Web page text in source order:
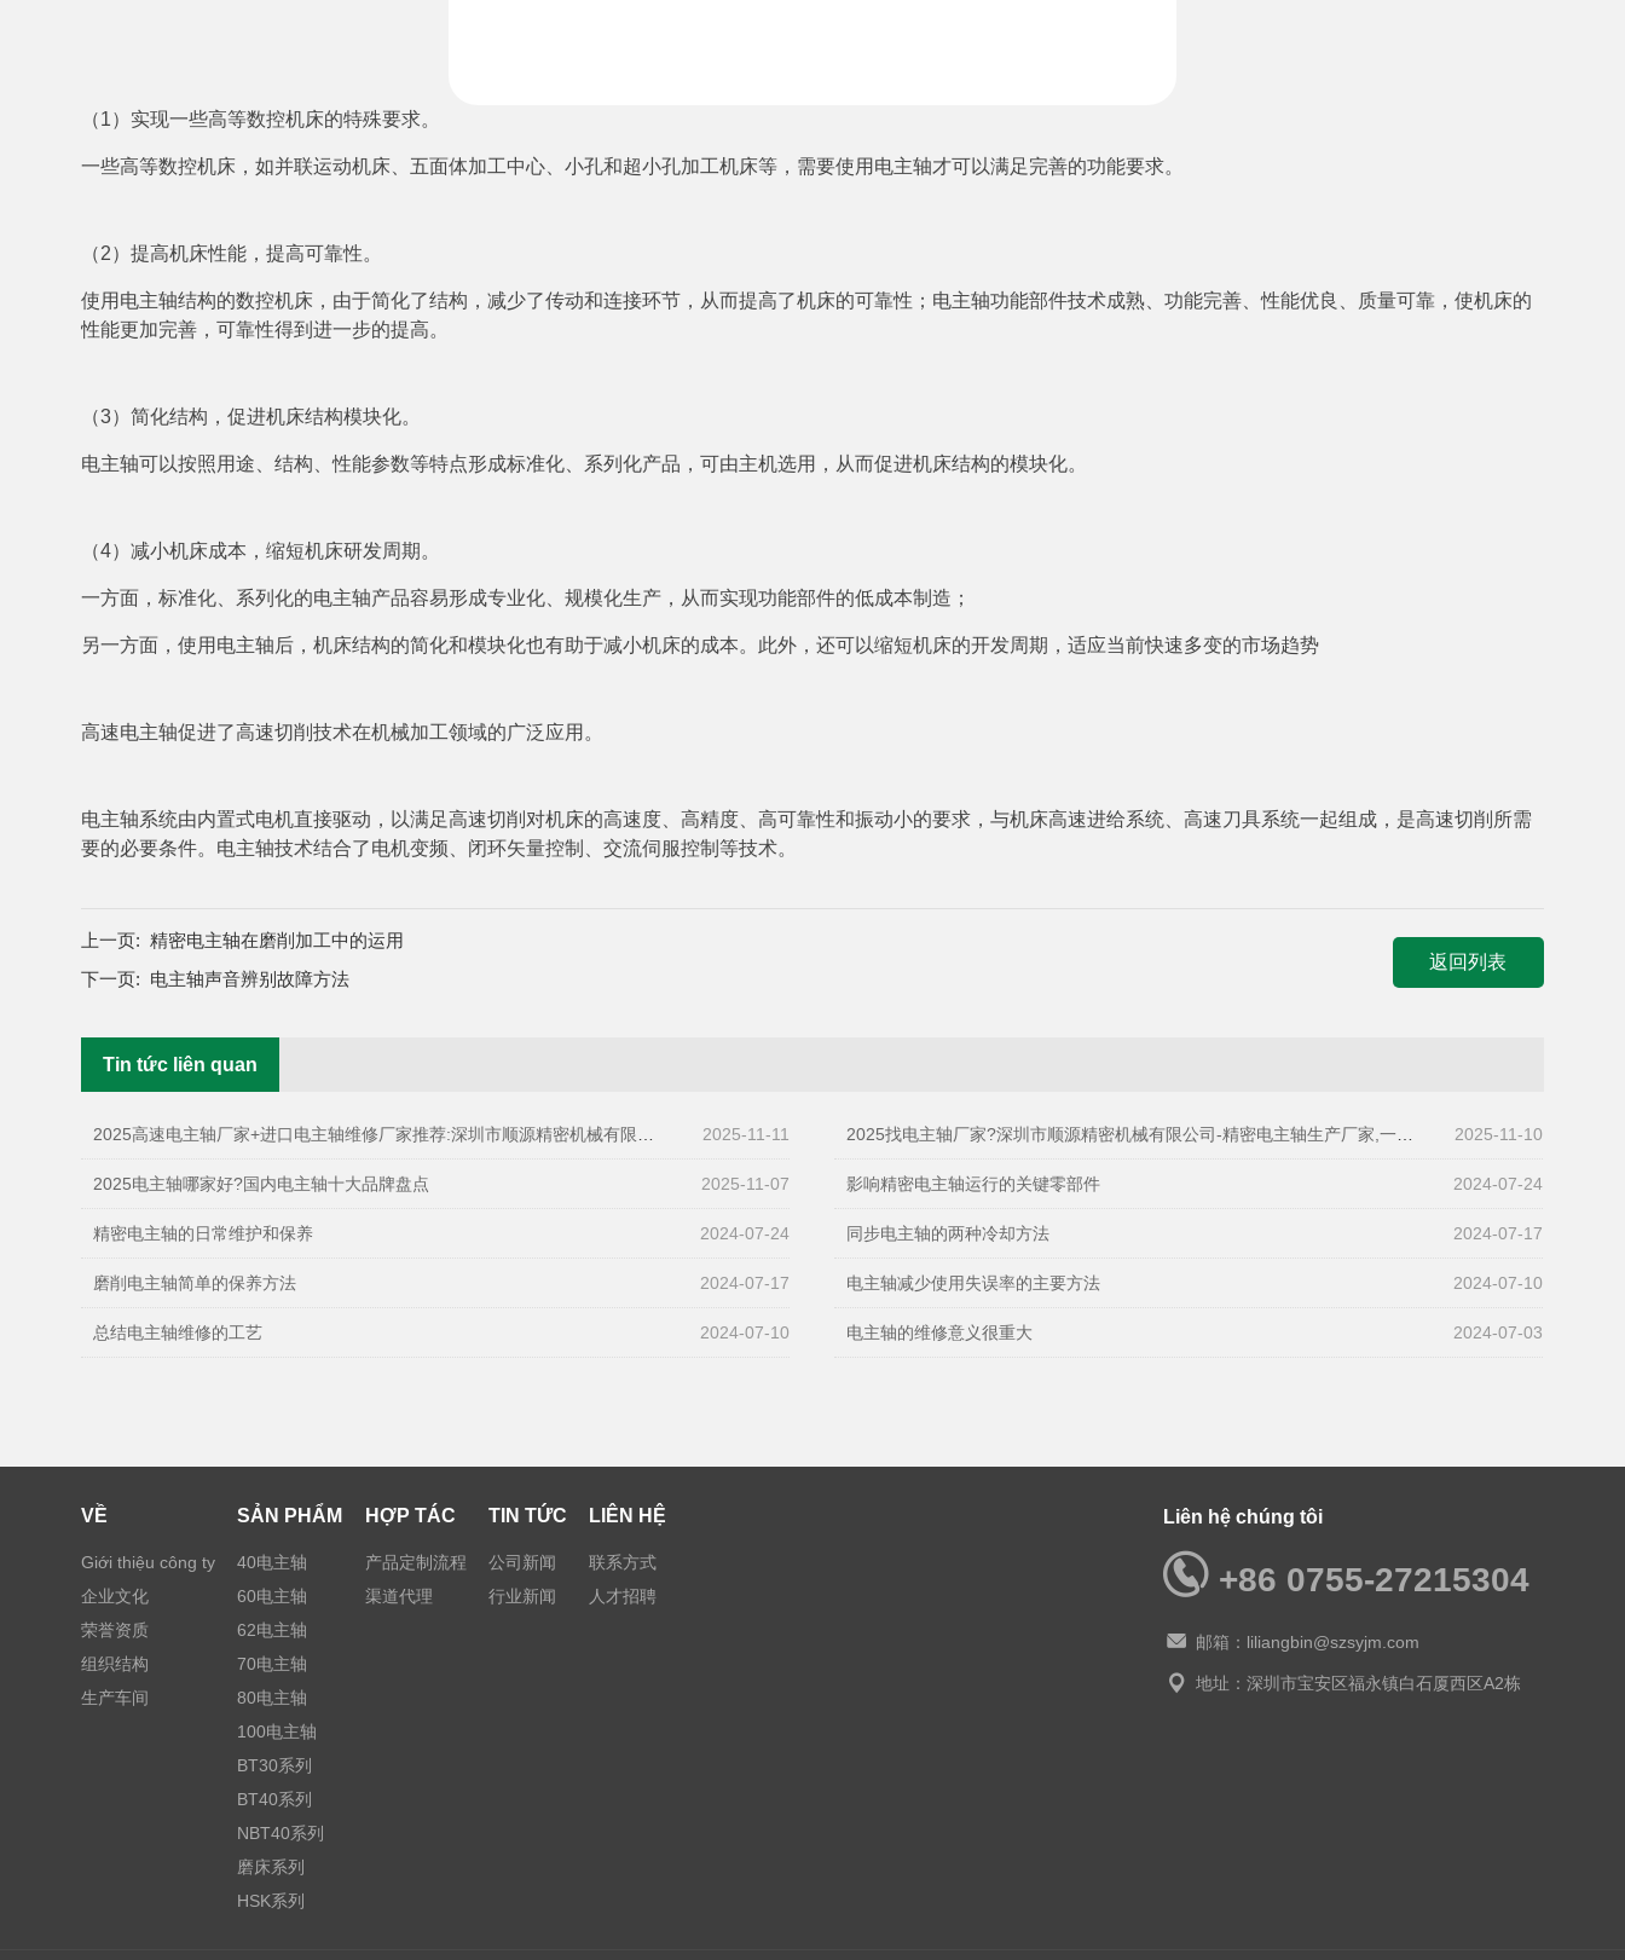
（1）实现一些高等数控机床的特殊要求。
一些高等数控机床，如并联运动机床、五面体加工中心、小孔和超小孔加工机床等，需要使用电主轴才可以满足完善的功能要求。
（2）提高机床性能，提高可靠性。
使用电主轴结构的数控机床，由于简化了结构，减少了传动和连接环节，从而提高了机床的可靠性；电主轴功能部件技术成熟、功能完善、性能优良、质量可靠，使机床的
性能更加完善，可靠性得到进一步的提高。
（3）简化结构，促进机床结构模块化。
电主轴可以按照用途、结构、性能参数等特点形成标准化、系列化产品，可由主机选用，从而促进机床结构的模块化。
（4）减小机床成本，缩短机床研发周期。
一方面，标准化、系列化的电主轴产品容易形成专业化、规模化生产，从而实现功能部件的低成本制造；
另一方面，使用电主轴后，机床结构的简化和模块化也有助于减小机床的成本。此外，还可以缩短机床的开发周期，适应当前快速多变的市场趋势
高速电主轴促进了高速切削技术在机械加工领域的广泛应用。
电主轴系统由内置式电机直接驱动，以满足高速切削对机床的高速度、高精度、高可靠性和振动小的要求，与机床高速进给系统、高速刀具系统一起组成，是高速切削所需
要的必要条件。电主轴技术结合了电机变频、闭环矢量控制、交流伺服控制等技术。
返回列表
上一页:精密电主轴在磨削加工中的运用
下一页: 电主轴声音辨别故障方法
Tin tức liên quan
2025-11-11
2025高速电主轴厂家+进口电主轴维修厂家推荐:深圳市顺源精密机械有限公司值得关注 2025-11-10
2025找电主轴厂家?深圳市顺源精密机械有限公司-精密电主轴生产厂家,一站式全搞定
2025-11-07
2025电主轴哪家好?国内电主轴十大品牌盘点 2024-07-24
影响精密电主轴运行的关键零部件
2024-07-24
精密电主轴的日常维护和保养 2024-07-17
同步电主轴的两种冷却方法
2024-07-17
磨削电主轴简单的保养方法 2024-07-10
电主轴减少使用失误率的主要方法
2024-07-10
总结电主轴维修的工艺 2024-07-03
电主轴的维修意义很重大
VỀ
Giới thiệu công ty
企业文化
荣誉资质
组织结构
生产车间
SẢN PHẨM
40电主轴
60电主轴
62电主轴
70电主轴
80电主轴
100电主轴
BT30系列
BT40系列
NBT40系列
磨床系列
HSK系列
HỢP TÁC
产品定制流程
渠道代理
TIN TỨC
公司新闻
行业新闻
LIÊN HỆ
联系方式
人才招聘
Liên hệ chúng tôi
+86 0755-27215304
邮箱：liliangbin@szsyjm.com
地址：深圳市宝安区福永镇白石厦西区A2栋